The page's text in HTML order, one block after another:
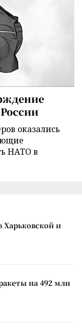
оказались
НАТО в
Харьковской и
на 492 млн